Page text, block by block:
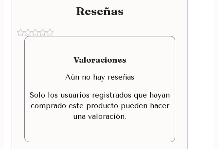
Reseñas
Valoraciones
Aún no hay reseñas
Solo los usuarios registrados que hayan
comprado este producto pueden hacer
una valoración.